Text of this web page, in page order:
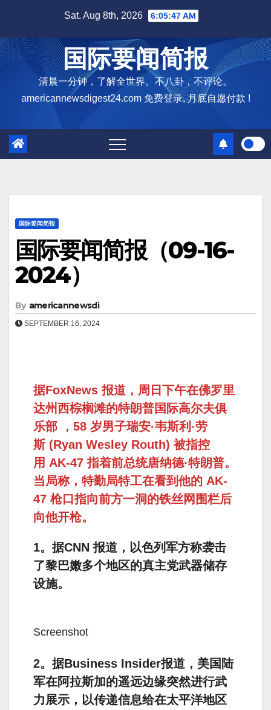
content
Sat. Aug 8th, 2026 6:05:48 AM
国际要闻简报
清晨一分钟，了解全世界。不八卦，不评论。
americannewsdigest24.com 免费登录, 月底自愿付款 !
国际要闻简报
国际要闻简报（09-16-
2024）
By americannewsdi
SEPTEMBER 16, 2024
据FoxNews 报道，周日下午在佛罗里
达州西棕榈滩的特朗普国际高尔夫俱
乐部 ，58 岁男子瑞安·韦斯利·劳
斯 (Ryan Wesley Routh) 被指控
用 AK-47 指着前总统唐纳德·特朗普。
当局称，特勤局特工在看到他的 AK-
47 枪口指向前方一洞的铁丝网围栏后
向他开枪。
1。据CNN 报道，以色列军方称袭击
了黎巴嫩多个地区的真主党武器储存
设施。
Screenshot
2。据Business Insider报道，美国陆
军在阿拉斯加的遥远边缘突然进行武
力展示，以传递信息给在太平洋地区